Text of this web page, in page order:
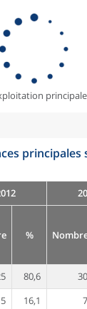
%
80,6 30
5 16,1 7